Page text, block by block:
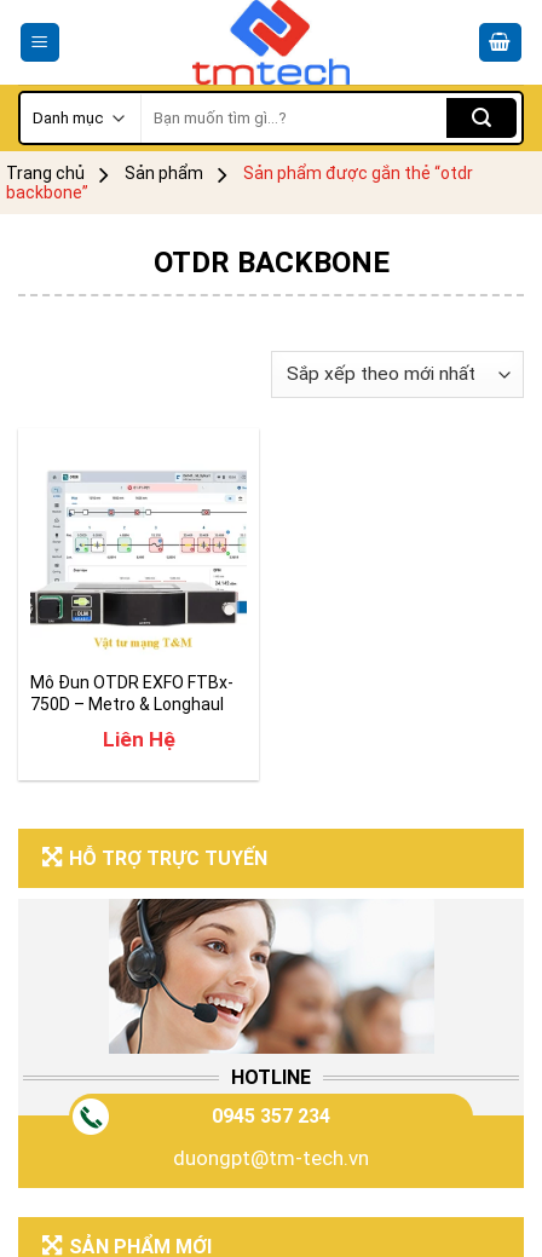
kiếm:
Trang chủ Sản phẩm
Sản phẩm được gắn thẻ “otdr
backbone”
HỖ TRỢ TRỰC TUYẾN
HOTLINE
0945 357 234
duongpt@tm-tech.vn
SẢN PHẨM MỚI
OTDR BACKBONE
Mô Đun OTDR EXFO FTBx-
750D – Metro & Longhaul
Liên Hệ